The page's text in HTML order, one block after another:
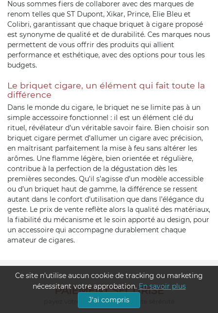
Nous sommes fiers de collaborer avec des marques de
renom telles que ST Dupont, Xikar, Prince, Elie Bleu et
Colibri, garantissant que chaque briquet à cigare proposé
est synonyme de qualité et de durabilité. Ces marques nous
permettent de vous offrir des produits qui allient
performance et esthétique, avec des options pour tous les
budgets.
Le briquet cigare, un élément qui fait toute la
différence
Dans le monde du cigare, le briquet ne se limite pas à un
simple accessoire fonctionnel : il est un élément clé du
rituel, révélateur d’un véritable savoir faire. Bien choisir son
briquet cigare permet d’allumer un cigare avec précision,
en maîtrisant parfaitement la mise à feu sans altérer les
arômes. Une flamme légère, bien orientée et régulière,
contribue à la perfection de la dégustation dès les
premières secondes. Qu’il s’agisse d’un modèle accessible
ou d’un briquet haut de gamme, la différence se ressent
autant dans le confort d’utilisation que dans l’élégance du
geste. Le prix de vente reflète alors la qualité des matériaux,
la fiabilité du mécanisme et le soin apporté au design, pour
un accessoire qui accompagne durablement chaque
amateur de cigares.
PAIEMENT SÉCURISÉ
payez votre commande en toute sérénité
Ce site n'utilise aucun cookie de tracking ou marketing
nécessitant votre approbation. En savoir plus
J'ai compris